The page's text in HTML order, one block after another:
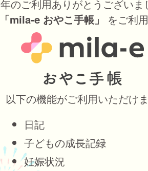
のご利用ありがとうございま
「mila-e おやこ手帳」 をご利
以下の機能がご利用いただけ
日記
子どもの成長記録
妊娠状況